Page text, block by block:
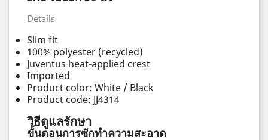
Details
Slim fit
100% polyester (recycled)
Juventus heat-applied crest
Imported
Product color: White / Black
Product code: JJ4314
วิธีดูแลรักษา
ขั้นตอนการซักทำความสะอาด